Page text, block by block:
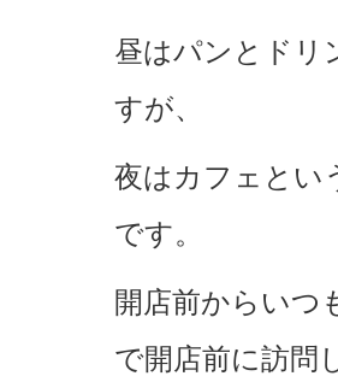
昼はパンとドリ
すが、
夜はカフェとい
です。
開店前からいつ
で開店前に訪問